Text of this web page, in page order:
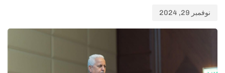
نوفمبر 29, 2024